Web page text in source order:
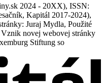
2024 - 20XX), ISSN:
Kapitál 2017-2024),
Juraj Mydla, Použité
novej webovej stránky
Stiftung so